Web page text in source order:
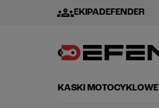
groupsEKIPADEFENDER
KASKI MOTOCYKLOWE